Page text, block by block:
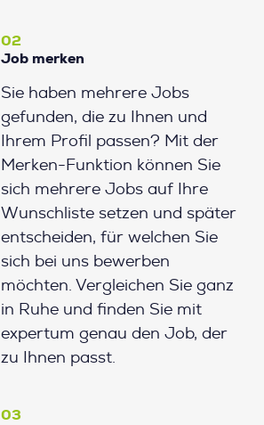
02
Job merken
Sie haben mehrere Jobs
gefunden, die zu Ihnen und
Ihrem Profil passen? Mit der
Merken-Funktion können Sie
sich mehrere Jobs auf Ihre
Wunschliste setzen und später
entscheiden, für welchen Sie
sich bei uns bewerben
möchten. Vergleichen Sie ganz
in Ruhe und finden Sie mit
expertum genau den Job, der
zu Ihnen passt.
03